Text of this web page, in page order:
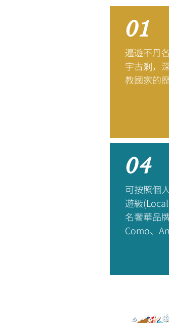
01
遍遊不丹
宇古剎，
教國家的
04
可按照個
遊級
名奢華品
Como、